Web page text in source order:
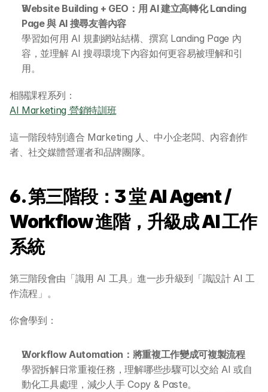
Website Building + GEO：用 AI 建立高轉化 Landing
Page 與 AI 搜尋友善內容
學習如何用 AI 規劃網站結構、撰寫 Landing Page 內
容，並理解 AI 搜尋環境下內容如何更容易被理解和引
用。
相關課程系列：
AI Marketing 營銷特訓班
這一階段特別適合 Marketing 人、中小企老闆、內容創作
者、社交媒體營運者和品牌團隊。
6. 第三階段：3 堂 AI Agent /
Workflow 進階，升級成 AI 工作
系統
第三階段會由「識用 AI 工具」進一步升級到「識設計 AI 工
作流程」。
你會學到：
Workflow Automation：將重複工作變成可複製流程
學習拆解日常重複任務，理解哪些步驟可以交給 AI 或自
動化工具處理，減少人手 Copy & Paste。